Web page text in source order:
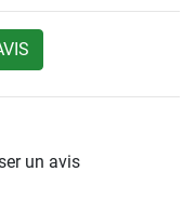
un avis